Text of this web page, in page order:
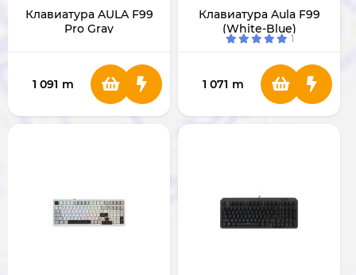
Клавиатура AULA F99
Pro Gray
1 091 m
Клавиатура Aula F99
(White-Blue)
1
1 071 m